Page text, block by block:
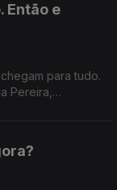
Então e
para tudo.
Pereira,